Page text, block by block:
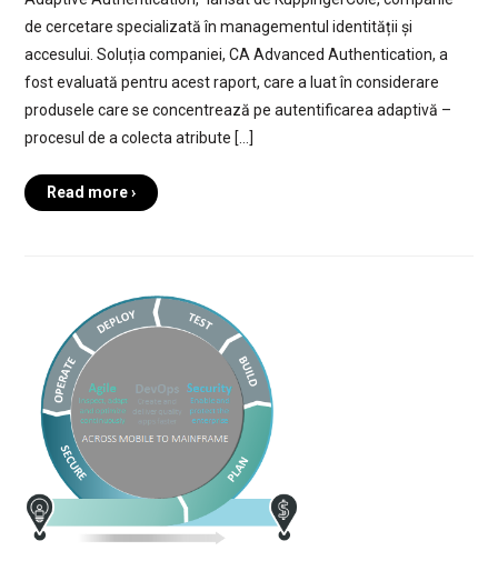
de cercetare specializată în managementul identității și
accesului. Soluția companiei, CA Advanced Authentication, a
fost evaluată pentru acest raport, care a luat în considerare
produsele care se concentrează pe autentificarea adaptivă –
procesul de a colecta atribute […]
Read more ›